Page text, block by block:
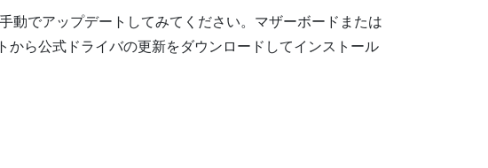
動でアップデートしてみてください。マザーボードまたは
から公式ドライバの更新をダウンロードしてインストール